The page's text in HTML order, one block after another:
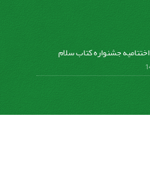
پنج شنبه 14 دی ماه 1402 اختتامیه جشنواره کتاب سلام